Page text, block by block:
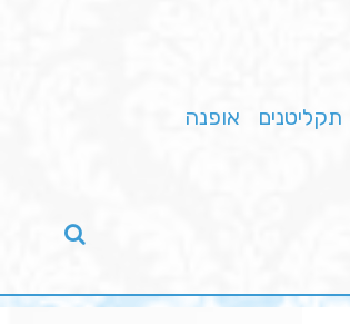
תקליטנים אופנה